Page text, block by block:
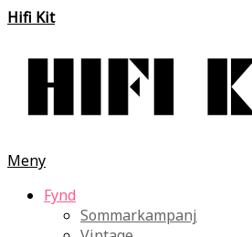
Hifi Kit
Meny
Fynd
Sommarkampanj